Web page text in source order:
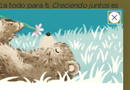
todo para ti, Creciendo juntoses
Es una manera maravillosa
lo mucho que la quieres.
y sorpréndela con un regalo que
tu libro